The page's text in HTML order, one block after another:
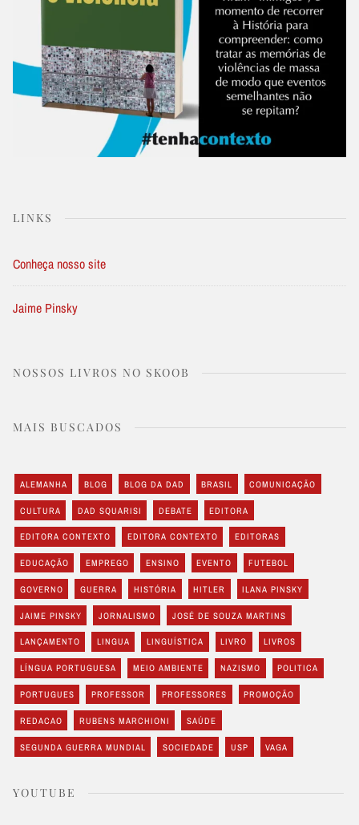
LINKS
Conheça nosso site
Jaime Pinsky
NOSSOS LIVROS NO SKOOB
MAIS BUSCADOS
ALEMANHA BLOG BLOG DA DAD BRASIL COMUNICAÇÃO
CULTURA DAD SQUARISI DEBATE EDITORA
EDITORA CONTEXTO EDITORA CONTEXTO EDITORAS
EDUCAÇÃO EMPREGO ENSINO EVENTO FUTEBOL
GOVERNO GUERRA HISTÓRIA HITLER ILANA PINSKY
JAIME PINSKY JORNALISMO JOSÉ DE SOUZA MARTINS
LANÇAMENTO LINGUA LINGUÍSTICA LIVRO LIVROS
LÍNGUA PORTUGUESA MEIO AMBIENTE NAZISMO POLITICA
PORTUGUES PROFESSOR PROFESSORES PROMOÇÃO
REDACAO RUBENS MARCHIONI SAÚDE
SEGUNDA GUERRA MUNDIAL SOCIEDADE USP VAGA
YOUTUBE